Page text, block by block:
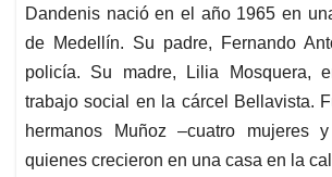
Dandenis nació en el año 1965 en
de Medellín. Su padre, Fernando
policía. Su madre, Lilia Mosquera,
trabajo social en la cárcel Bellavista.
hermanos Muñoz –cuatro mujeres
quienes crecieron en una casa en la